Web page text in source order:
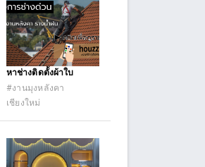
หาช่างติดตั้งผ้าใบ
#งานมุงหลังคา
เชียงใหม่